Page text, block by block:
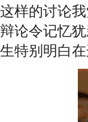
这样的讨论
辩论令记忆
生特别明白